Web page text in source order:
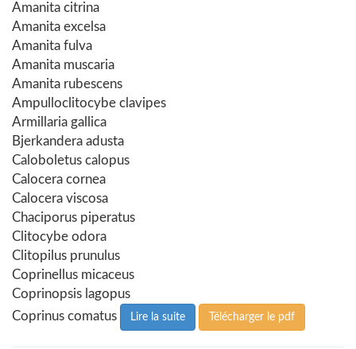
Amanita citrina
Amanita excelsa
Amanita fulva
Amanita muscaria
Amanita rubescens
Ampulloclitocybe clavipes
Armillaria gallica
Bjerkandera adusta
Caloboletus calopus
Calocera cornea
Calocera viscosa
Chaciporus piperatus
Clitocybe odora
Clitopilus prunulus
Coprinellus micaceus
Coprinopsis lagopus
Coprinus comatus
Lire la suite Télécharger le pdf